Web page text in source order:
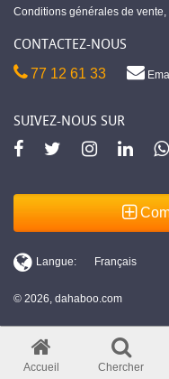
Conditions générales de vente,
CONTACTEZ-NOUS
77 12 61 33
SUIVEZ-NOUS SUR
© 2026, dahaboo.com
Accueil Chercher